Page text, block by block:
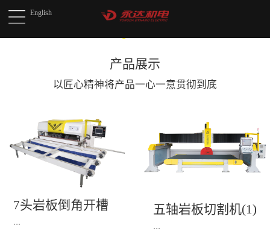
English
产品展示
以匠心精神将产品一心一意贯彻到底
7头岩板倒角开槽
机(1)
...
五轴岩板切割机(1)
...